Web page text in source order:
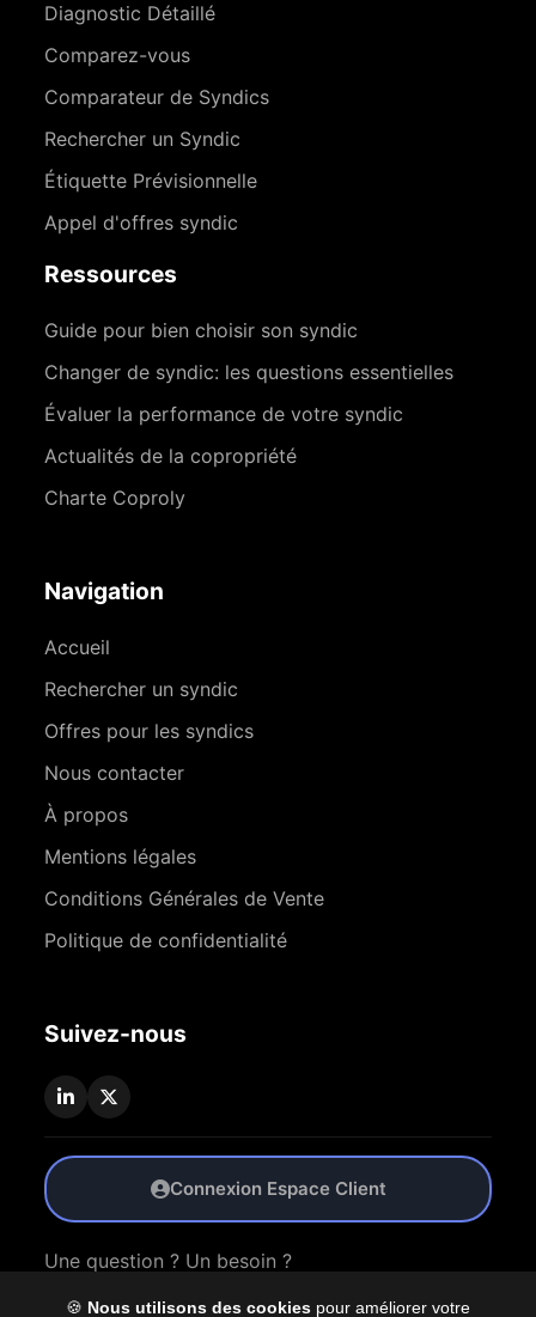
🍪 Nous utilisons des cookies pour améliorer votre
Diagnostic Détaillé
Comparez-vous
Comparateur de Syndics
Rechercher un Syndic
Étiquette Prévisionnelle
Appel d'offres syndic
Ressources
Guide pour bien choisir son syndic
Changer de syndic: les questions essentielles
Évaluer la performance de votre syndic
Actualités de la copropriété
Charte Coproly
Navigation
Accueil
Rechercher un syndic
Offres pour les syndics
Nous contacter
À propos
Mentions légales
Conditions Générales de Vente
Politique de confidentialité
Suivez-nous
Connexion Espace Client
Une question ? Un besoin ?